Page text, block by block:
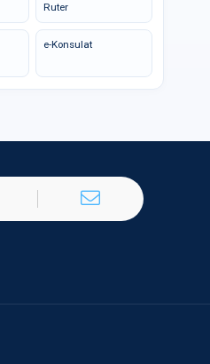
Ruter
e-Konsulat